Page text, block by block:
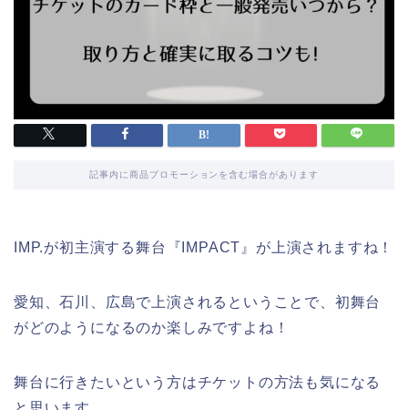
記事内に商品プロモーションを含む場合があります
IMP.が初主演する舞台『IMPACT』が上演されますね！
愛知、石川、広島で上演されるということで、初舞台
がどのようになるのか楽しみですよね！
舞台に行きたいという方はチケットの方法も気になる